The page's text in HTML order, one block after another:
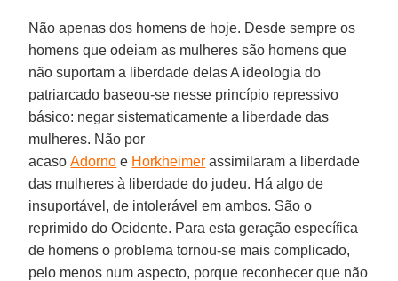
Não apenas dos homens de hoje. Desde sempre os
homens que odeiam as mulheres são homens que
não suportam a liberdade delas A ideologia do
patriarcado baseou-se nesse princípio repressivo
básico: negar sistematicamente a liberdade das
mulheres. Não por
acasoAdorno e Horkheimer assimilaram a liberdade
das mulheres à liberdade do judeu. Há algo de
insuportável, de intolerável em ambos. São o
reprimido do Ocidente. Para esta geração específica
de homens o problema tornou-se mais complicado,
pelo menos num aspecto, porque reconhecer que não